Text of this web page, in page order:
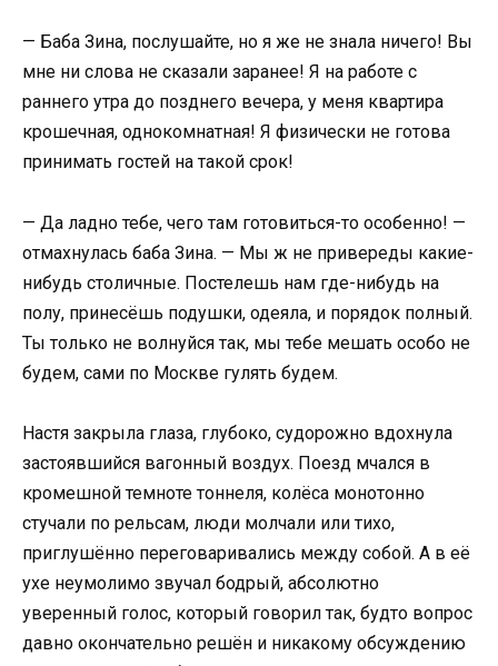
— Баба Зина, послушайте, но я же не знала ничего! Вы
мне ни слова не сказали заранее! Я на работе с
раннего утра до позднего вечера, у меня квартира
крошечная, однокомнатная! Я физически не готова
принимать гостей на такой срок!
— Да ладно тебе, чего там готовиться-то особенно! —
отмахнулась баба Зина. — Мы ж не привереды какие-
нибудь столичные. Постелешь нам где-нибудь на
полу, принесёшь подушки, одеяла, и порядок полный.
Ты только не волнуйся так, мы тебе мешать особо не
будем, сами по Москве гулять будем.
Настя закрыла глаза, глубоко, судорожно вдохнула
застоявшийся вагонный воздух. Поезд мчался в
кромешной темноте тоннеля, колёса монотонно
стучали по рельсам, люди молчали или тихо,
приглушённо переговаривались между собой. А в её
ухе неумолимо звучал бодрый, абсолютно
уверенный голос, который говорил так, будто вопрос
давно окончательно решён и никакому обсуждению